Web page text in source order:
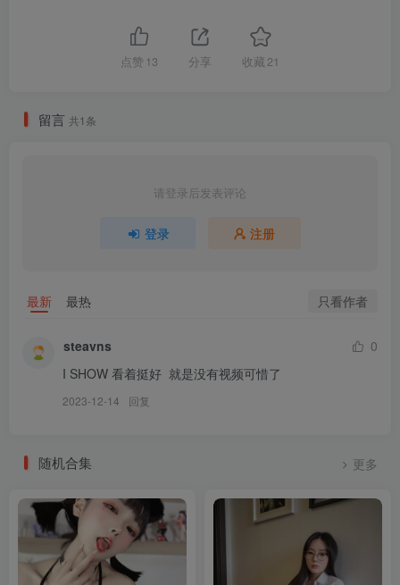
[ISHOW]爱秀 2026.02.16 No.463 馨雅Adela [30P276MB]
[12.18]
[ISHOW爱秀]2025.12.07 NO.462 孙薇薇Vicky[30+1P／307MB]
[ISHOW爱秀]2025.10.15 NO.459 喵鹿鹿[30+1P／282MB]
[ISHOW]爱秀 2025.08.23 No.455 李萌萌 [30P302MB]
[7.27]
[ISHOW爱秀]2025.07.20 NO.453 陈芷水Sibyl[30+1P／316MB]
点赞 13 分享 收藏 21
留言 共1条
请登录后发表评论
登录 注册
最新 最热 只看作者
steavns
0
I SHOW 看着挺好  就是没有视频可惜了
2023-12-14 回复
随机合集 更多